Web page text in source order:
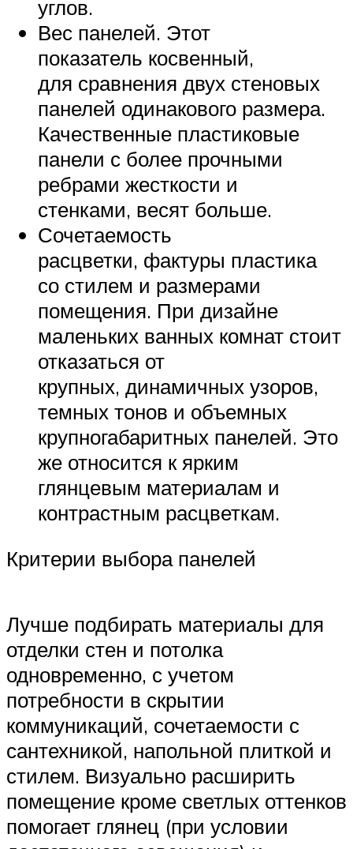
углов.
Вес панелей. Этот
показатель косвенный,
для сравнения двух стеновых
панелей одинакового размера.
Качественные пластиковые
панели с более прочными
ребрами жесткости и
стенками, весят больше.
Сочетаемость
расцветки, фактуры пластика
со стилем и размерами
помещения. При дизайне
маленьких ванных комнат стоит
отказаться от
крупных, динамичных узоров,
темных тонов и объемных
крупногабаритных панелей. Это
же относится к ярким
глянцевым материалам и
контрастным расцветкам.
Критерии выбора панелей
Лучше подбирать материалы для
отделки стен и потолка
одновременно, с учетом
потребности в скрытии
коммуникаций, сочетаемости с
сантехникой, напольной плиткой и
стилем. Визуально расширить
помещение кроме светлых оттенков
помогает глянец (при условии